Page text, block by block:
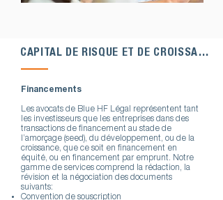
CAPITAL DE RISQUE ET DE CROISSANCE
Nos services juridiques et corporatifs à Montréal | Blue HF Légal
Financements
Les avocats de Blue HF Légal représentent tant
les investisseurs que les entreprises dans des
transactions de financement au stade de
l’amorçage (seed), du développement, ou de la
croissance, que ce soit en financement en
équité, ou en financement par emprunt. Notre
gamme de services comprend la rédaction, la
révision et la négociation des documents
suivants:
Convention de souscription